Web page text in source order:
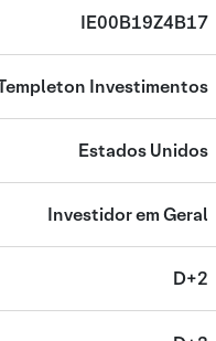
IE00B19Z4B17
Investimentos
Estados Unidos
Investidor em Geral
D+2